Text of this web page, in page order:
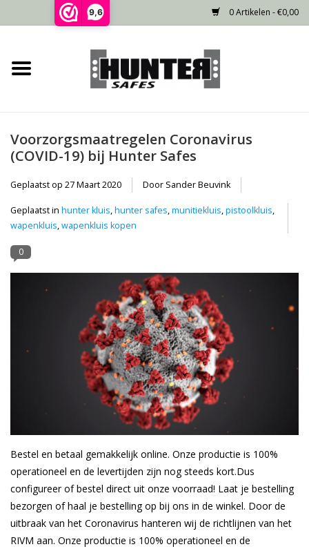
9,6 0 Artikelen - €0,00
Home
Gecertificeerd
Niet gecertificeerd
Kluisdeur
Recente projecten
Voorzorgsmaatregelen Coronavirus
(COVID-19) bij Hunter Safes
Geplaatst op 27 Maart 2020 Door Sander Beuvink
Geplaatst in hunter kluis,hunter safes,munitiekluis,pistoolkluis,
wapenkluis,wapenkluis kopen
0
Bestel en betaal gemakkelijk online. Onze productie is 100%
operationeel en de levertijden zijn nog steeds kort.Dus
configureer of bestel direct uit onze voorraad! Laat je bestelling
bezorgen of haal je bestelling op bij ons in de winkel. Door de
uitbraak van het Coronavirus hanteren wij de richtlijnen van het
RIVM aan. Onze productie is 100% operationeel en de